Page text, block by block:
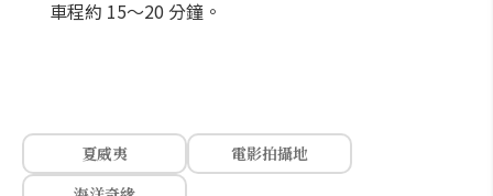
車程約 15～20 分鐘。
夏威夷
電影拍攝地